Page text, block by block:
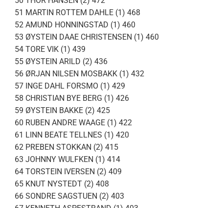
51 MARTIN ROTTEM DAHLE (1) 468
52 AMUND HONNINGSTAD (1) 460
53 ØYSTEIN DAAE CHRISTENSEN (1) 460
54 TORE VIK (1) 439
55 ØYSTEIN ARILD (2) 436
56 ØRJAN NILSEN MOSBAKK (1) 432
57 INGE DAHL FORSMO (1) 429
58 CHRISTIAN BYE BERG (1) 426
59 ØYSTEIN BAKKE (2) 425
60 RUBEN ANDRE WAAGE (1) 422
61 LINN BEATE TELLNES (1) 420
62 PREBEN STOKKAN (2) 415
63 JOHNNY WULFKEN (1) 414
64 TORSTEIN IVERSEN (2) 409
65 KNUT NYSTEDT (2) 408
66 SONDRE SAGSTUEN (2) 403